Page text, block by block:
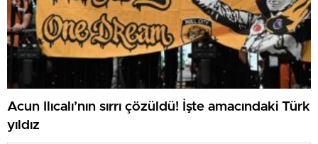
Acun Ilıcalı’nın sırrı çözüldü! İşte amacındaki Türk
yıldız